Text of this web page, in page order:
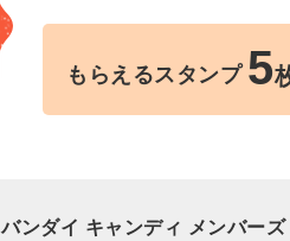
もらえるスタンプ 5
バンダイ キャンディ メンバーズ